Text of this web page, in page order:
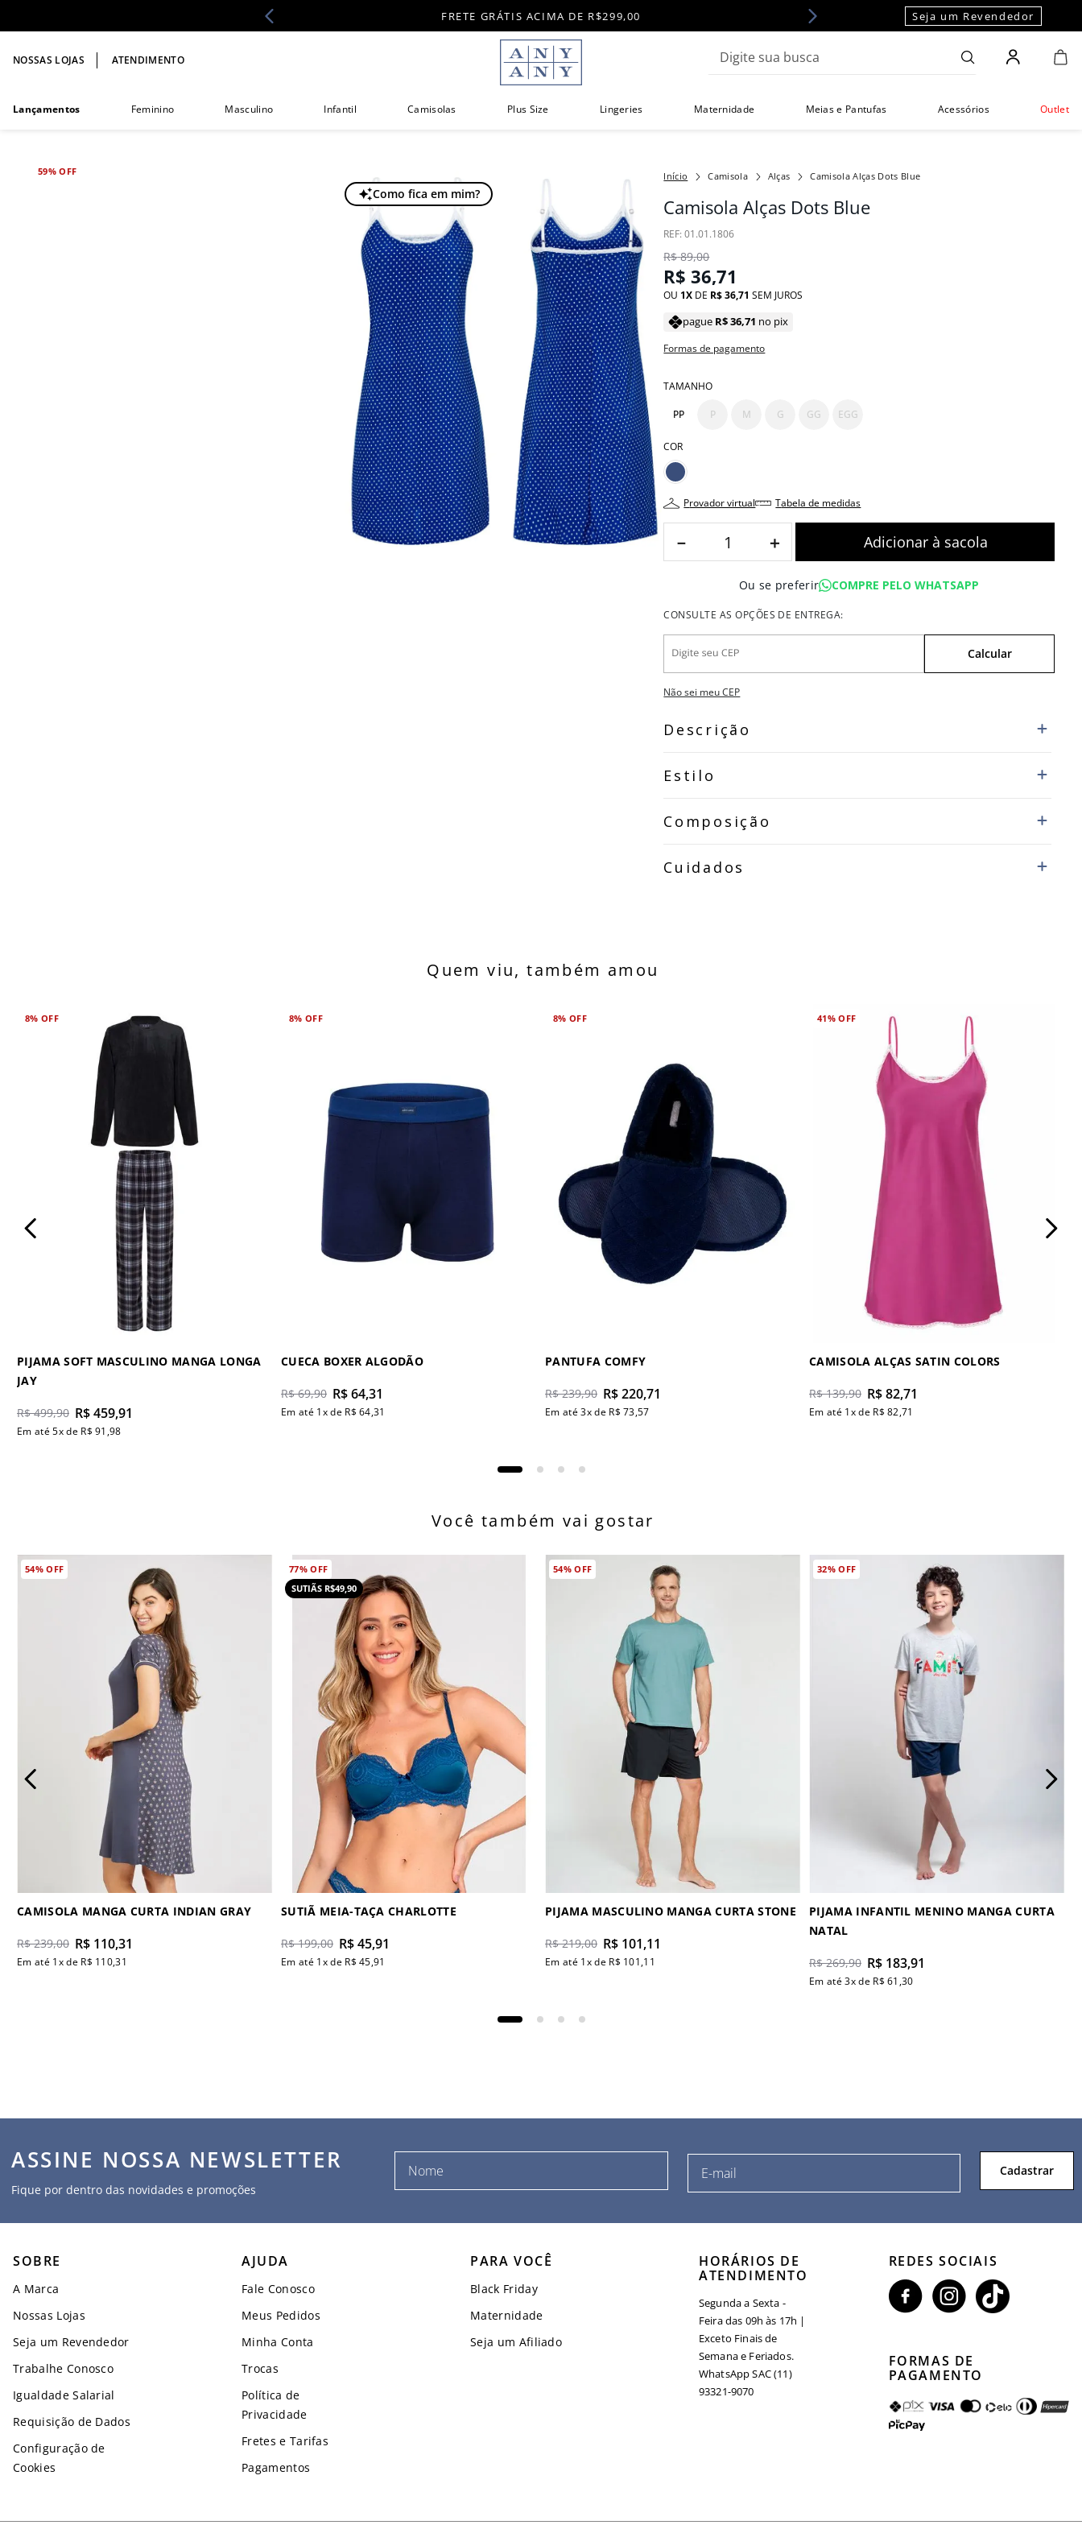
FRETE GRÁTIS ACIMA DE R$299,00 Seja um Revendedor
NOSSAS LOJAS ATENDIMENTO
Lançamentos Feminino Masculino Infantil Camisolas Plus Size Lingeries Maternidade Meias e Pantufas Acessórios Outlet
Como fica em mim?
59%OFF Camisola Alças Camisola Alças Dots Blue
Camisola Alças Dots Blue
:01.01.1806
R$ 89,00
R$ 36,71
OU 1 DE R$36,71 SEM JUROS
pague R$36,71 no pix
Formas de pagamento
TAMANHO
PP P M G GG EGG
COR
provador virtual tabela de medidas
＋
－
Ou se preferir COMPRE PELO WHATSAPP
Não sei meu CEP
Descrição
Estilo
Composição
Cuidados
Quem viu, também amou
8% OFF
PIJAMA SOFT MASCULINO MANGA LONGA
JAY
R$ 499,90 R$459,91
Em até5x de R$ 91 ,98
8% OFF
CUECA BOXER ALGODÃO
R$ 69,90 R$64,31
Em até 1x de R$ 64,31
8% OFF
PANTUFA COMFY
R$ 239,90 R$220,71
Em até3x de R$ 73,57
41%OFF
CAMISOLA ALÇAS SATIN COLORS
R$ 139,90 R$82,71
Em até 1x de R$ 82,71
Você também vai gostar
54%OFF
CAMISOLA MANGA CURTA INDIAN GRAY
R$ 239,00 R$ 110,31
Em até 1x de R$ 110,31
77%OFF
SUTIÃS R$49,90
SUTIÃ MEIA-TAÇA CHARLOTTE
R$ 199,00 R$45,91
Em até 1x de R$ 45,91
54%OFF
PIJAMA MASCULINO MANGA CURTA STONE
R$ 219,00 R$ 101,11
Em até 1x de R$ 101,11
32%OFF
PIJAMA INFANTIL MENINO MANGA CURTA
NATAL
R$ 269,90 R$ 183,91
Em até3x de R$ 61 ,30
ASSINE NOSSA NEWSLETTER
Fique por dentro das novidades e promoções
Cadastrar
SOBRE
A Marca
Nossas Lojas
Seja um Revendedor
Trabalhe Conosco
Igualdade Salarial
Requisição de Dados
Configuração de
Cookies
AJUDA
Fale Conosco
Meus Pedidos
Minha Conta
Trocas
Política de
Privacidade
Fretes e Tarifas
Pagamentos
PARA VOCÊ
Black Friday
Maternidade
Seja um Afiliado
HORÁRIOS DE
ATENDIMENTO
Segunda a Sexta -
Feira das 09h às 17h |
Exceto Finais de
Semana e Feriados.
WhatsApp SAC (11)
93321-9070
REDES SOCIAIS
FORMAS DE
PAGAMENTO